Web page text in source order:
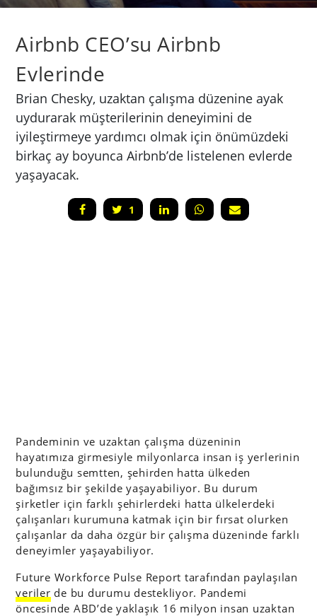
Airbnb CEO’su Airbnb
Evlerinde
Brian Chesky, uzaktan çalışma düzenine ayak
uydurarak müşterilerinin deneyimini de
iyileştirmeye yardımcı olmak için önümüzdeki
birkaç ay boyunca Airbnb’de listelenen evlerde
yaşayacak.
1
Pandeminin ve uzaktan çalışma düzeninin
hayatımıza girmesiyle milyonlarca insan iş yerlerinin
bulunduğu semtten, şehirden hatta ülkeden
bağımsız bir şekilde yaşayabiliyor. Bu durum
şirketler için farklı şehirlerdeki hatta ülkelerdeki
çalışanları kurumuna katmak için bir fırsat olurken
çalışanlar da daha özgür bir çalışma düzeninde farklı
deneyimler yaşayabiliyor.
Future Workforce Pulse Report tarafından paylaşılan
veriler de bu durumu destekliyor. Pandemi
öncesinde ABD’de yaklaşık 16 milyon insan uzaktan